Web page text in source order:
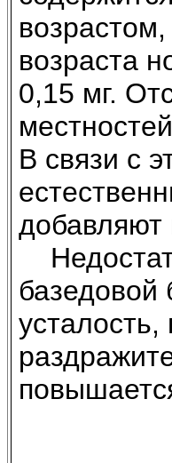
возраста
0,15 мг.
В связи с
добавляют
базедовой